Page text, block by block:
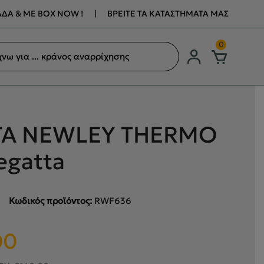
& ΜΕ BOX NOW ! | ΒΡΕΙΤΕ ΤΑ ΚΑΤΑΣΤΗΜΑΤΑ ΜΑΣ
0
NEWLEY THERMO
Κωδικός προϊόντος: RWF636